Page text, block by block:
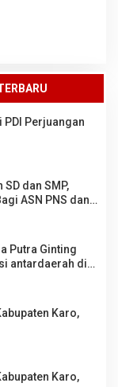
PDI Perjuangan
dan SMP,
ASN PNS dan
Putra Ginting
antardaerah di
Karo,
Karo,